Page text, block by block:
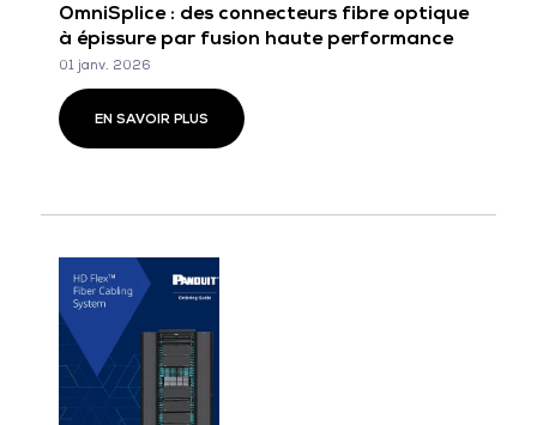
OmniSplice : des connecteurs fibre optique
à épissure par fusion haute performance
01 janv. 2026
EN SAVOIR PLUS